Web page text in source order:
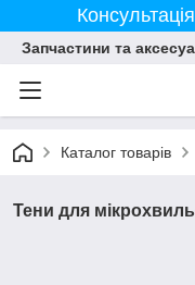
Запчастини та
Каталог товарів
Тени для